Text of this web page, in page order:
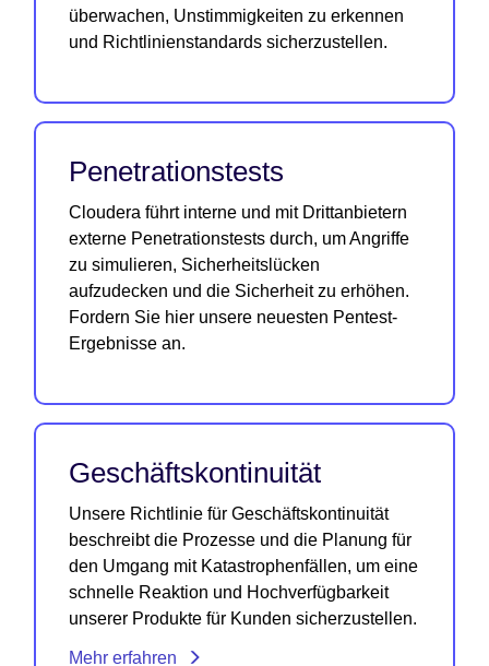
überwachen, Unstimmigkeiten zu erkennen
und Richtlinienstandards sicherzustellen.
Penetrationstests
Cloudera führt interne und mit Drittanbietern
externe Penetrationstests durch, um Angriffe
zu simulieren, Sicherheitslücken
aufzudecken und die Sicherheit zu erhöhen.
Fordern Sie hier unsere neuesten Pentest-
Ergebnisse an.
Geschäftskontinuität
Unsere Richtlinie für Geschäftskontinuität
beschreibt die Prozesse und die Planung für
den Umgang mit Katastrophenfällen, um eine
schnelle Reaktion und Hochverfügbarkeit
unserer Produkte für Kunden sicherzustellen.
Mehr erfahren